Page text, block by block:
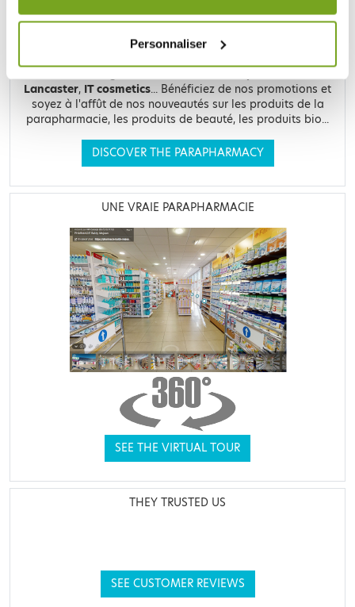
Personnaliser
nombreuses offres et promotions ainsi que toutes vos
Lancaster, IT cosmetics... Bénéficiez de nos promotions et
soyez à l'affût de nos nouveautés sur les produits de la
parapharmacie, les produits de beauté, les produits bio...
DISCOVER THE PARAPHARMACY
UNE VRAIE PARAPHARMACIE
SEE THE VIRTUAL TOUR
THEY TRUSTED US
SEE CUSTOMER REVIEWS